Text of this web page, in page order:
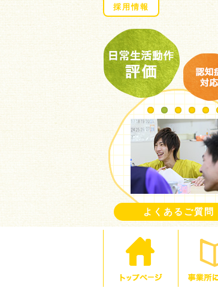
採用情報
1 2 3 4 5
よくあるご質問